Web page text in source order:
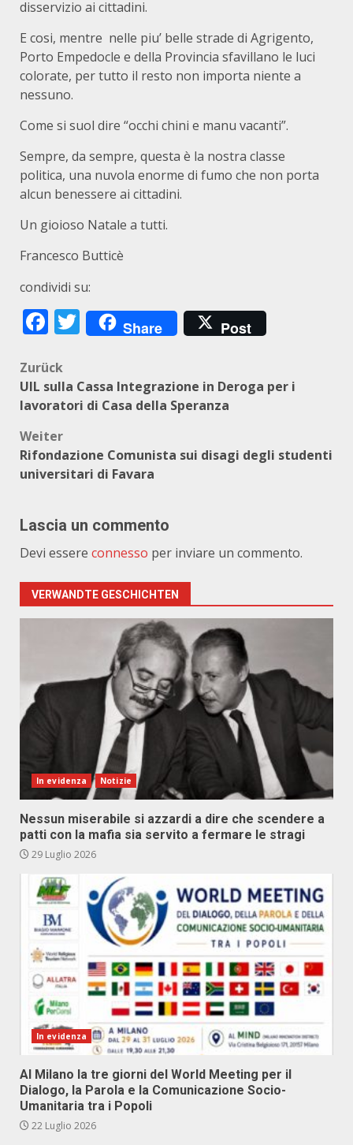
disservizio ai cittadini.
E cosi, mentre nelle piu’ belle strade di Agrigento,
Porto Empedocle e della Provincia sfavillano le luci
colorate, per tutto il resto non importa niente a
nessuno.
Come si suol dire “occhi chini e manu vacanti”.
Sempre, da sempre, questa è la nostra classe
politica, una nuvola enorme di fumo che non porta
alcun benessere ai cittadini.
Un gioioso Natale a tutti.
Francesco Butticè
condividi su:
Facebook
Twitter
Share Post
Beitragsnavigation
Zurück
UIL sulla Cassa Integrazione in Deroga per i
lavoratori di Casa della Speranza
Weiter
Rifondazione Comunista sui disagi degli studenti
universitari di Favara
Lascia un commento
Devi essere connesso per inviare un commento.
VERWANDTE GESCHICHTEN
In evidenza Notizie
Nessun miserabile si azzardi a dire che scendere a
patti con la mafia sia servito a fermare le stragi
29 Luglio 2026
In evidenza
Al Milano la tre giorni del World Meeting per il
Dialogo, la Parola e la Comunicazione Socio-
Umanitaria tra i Popoli
22 Luglio 2026